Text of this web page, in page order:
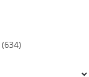
(634)